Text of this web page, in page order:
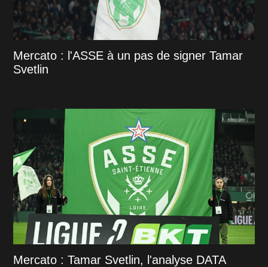
Mercato : l'ASSE à un pas de signer Tamar
Svetlin
Mercato : Tamar Svetlin, l'analyse DATA